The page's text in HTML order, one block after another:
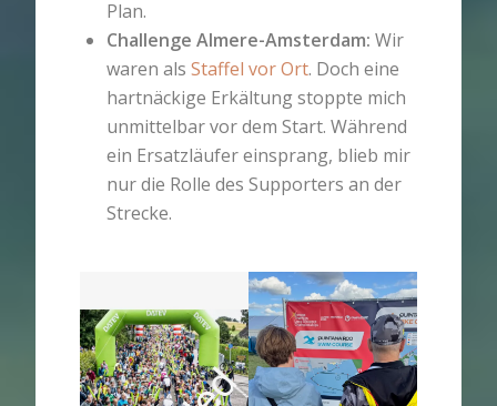
Plan.
Challenge Almere-Amsterdam: Wir
waren alsStaffel vor Ort. Doch eine
hartnäckige Erkältung stoppte mich
unmittelbar vor dem Start. Während
ein Ersatzläufer einsprang, blieb mir
nur die Rolle des Supporters an der
Strecke.